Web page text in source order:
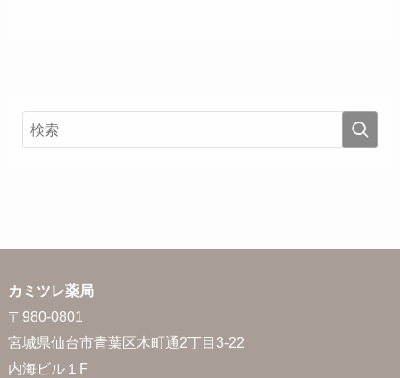
カミツレ薬局
〒980-0801
宮城県仙台市青葉区木町通2丁目3-22
内海ビル１F